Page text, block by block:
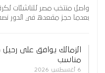
بعدما حجز مقعده في الدور
الزمالك يوافق على
مناسب
6 أغسطس 2026